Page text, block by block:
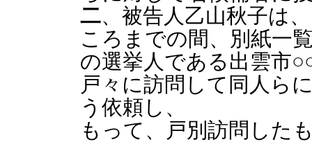
二、被告人乙山秋子は
ころまでの間、別紙一
の選挙人である出雲市
戸々に訪問して同人ら
う依頼し、
もって、戸別訪問した